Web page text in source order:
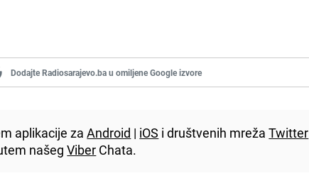
Dodajte Radiosarajevo.ba u omiljene Google izvore
aplikacije zaAndroid | iOS i društvenih mrežaTwitter
našegViber Chata.